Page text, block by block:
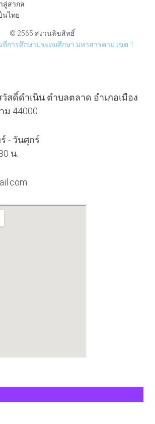
สู่สากล
นไทย
© 2565 สงวนลิขสิทธิ์
การศึกษาประถมศึกษา มหาสารคาม เขต 1
สดิ์ดำเนิน ตำบลตลาด อำเภอเมือง
ม 44000
- วันศุกร์
น.